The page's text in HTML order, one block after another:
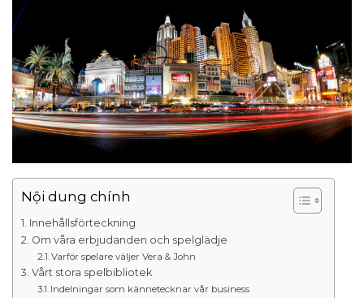
Nội dung chính
Innehållsförteckning
Om våra erbjudanden och spelglädje
Varför spelare väljer Vera & John
Vårt stora spelbibliotek
Indelningar som kännetecknar vår business